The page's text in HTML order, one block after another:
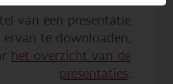
van een presentatie
ervan te downloaden,
het overzicht van de
presentaties.